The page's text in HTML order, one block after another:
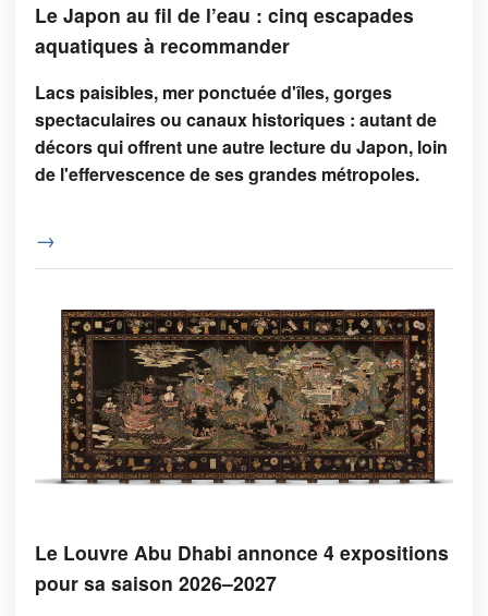
Le Japon au fil de l’eau : cinq escapades
aquatiques à recommander
Lacs paisibles, mer ponctuée d'îles, gorges
spectaculaires ou canaux historiques : autant de
décors qui offrent une autre lecture du Japon, loin
de l'effervescence de ses grandes métropoles.
→
Le Louvre Abu Dhabi annonce 4 expositions
pour sa saison 2026–2027